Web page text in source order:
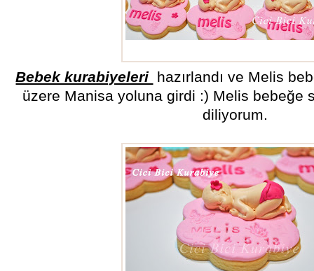
Bebek kurabiyeleri hazırlandı ve Melis
üzere Manisa yoluna girdi :) Melis bebeğe
diliyorum.